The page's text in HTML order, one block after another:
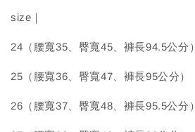
size｜
24（腰寬35、臀寬45、褲長94.5公分）
25（腰寬36、臀寬47、褲長95公分）
26（腰寬37、臀寬48、褲長95.5公分）